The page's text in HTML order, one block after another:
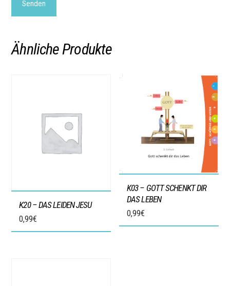
Ähnliche Produkte
K20 – DAS LEIDEN JESU
0,99€
K03 – GOTT SCHENKT DIR
DAS LEBEN
0,99€